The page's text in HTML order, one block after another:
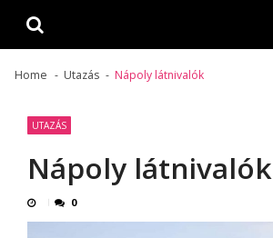
Home Utazás Nápoly látnivalók
UTAZÁS
Nápoly látnivalók
0